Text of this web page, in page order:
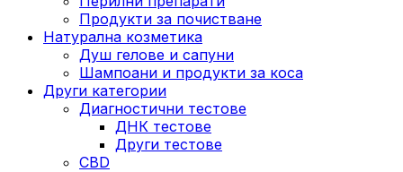
Продукти за почистване
Натурална козметика
Душ гелове и сапуни
Шампоани и продукти за коса
Други категории
Диагностични тестове
ДНК тестове
Други тестове
CBD